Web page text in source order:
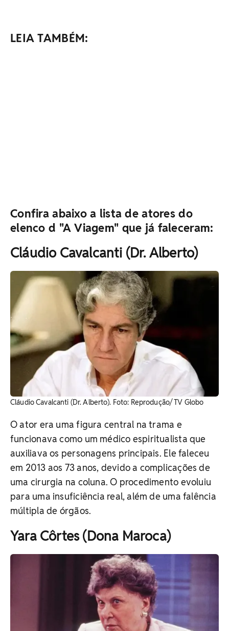
LEIA TAMBÉM:
Confira abaixo a lista de atores do
elenco d "A Viagem" que já faleceram:
Cláudio Cavalcanti (Dr. Alberto)
Cláudio Cavalcanti (Dr. Alberto). Foto: Reprodução/ TV Globo
O ator era uma figura central na trama e
funcionava como um médico espiritualista que
auxiliava os personagens principais. Ele faleceu
em 2013 aos 73 anos, devido a complicações de
uma cirurgia na coluna. O procedimento evoluiu
para uma insuficiência real, além de uma falência
múltipla de órgãos.
Yara Côrtes (Dona Maroca)